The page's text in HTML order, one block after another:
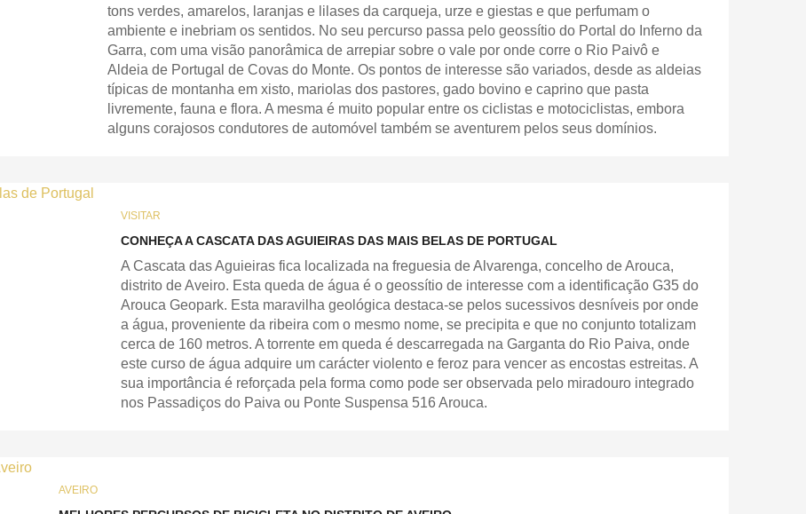
tons verdes, amarelos, laranjas e lilases da carqueja, urze e giestas e que perfumam o
ambiente e inebriam os sentidos. No seu percurso passa pelo geossítio do Portal do Inferno da
Garra, com uma visão panorâmica de arrepiar sobre o vale por onde corre o Rio Paivô e
Aldeia de Portugal de Covas do Monte. Os pontos de interesse são variados, desde as aldeias
típicas de montanha em xisto, mariolas dos pastores, gado bovino e caprino que pasta
livremente, fauna e flora. A mesma é muito popular entre os ciclistas e motociclistas, embora
alguns corajosos condutores de automóvel também se aventurem pelos seus domínios.
VISITAR
CONHEÇA A CASCATA DAS AGUIEIRAS DAS MAIS BELAS DE PORTUGAL
A Cascata das Aguieiras fica localizada na freguesia de Alvarenga, concelho de Arouca,
distrito de Aveiro. Esta queda de água é o geossítio de interesse com a identificação G35 do
Arouca Geopark. Esta maravilha geológica destaca-se pelos sucessivos desníveis por onde
a água, proveniente da ribeira com o mesmo nome, se precipita e que no conjunto totalizam
cerca de 160 metros. A torrente em queda é descarregada na Garganta do Rio Paiva, onde
este curso de água adquire um carácter violento e feroz para vencer as encostas estreitas. A
sua importância é reforçada pela forma como pode ser observada pelo miradouro integrado
nos Passadiços do Paiva ou Ponte Suspensa 516 Arouca.
AVEIRO